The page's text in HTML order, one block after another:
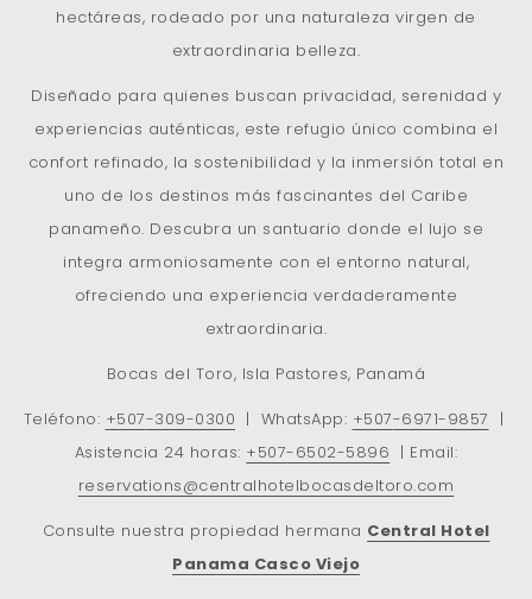
hectáreas, rodeado por una naturaleza virgen de
extraordinaria belleza.
Diseñado para quienes buscan privacidad, serenidad y
experiencias auténticas, este refugio único combina el
confort refinado, la sostenibilidad y la inmersión total en
uno de los destinos más fascinantes del Caribe
panameño. Descubra un santuario donde el lujo se
integra armoniosamente con el entorno natural,
ofreciendo una experiencia verdaderamente
extraordinaria.
Bocas del Toro, Isla Pastores, Panamá
Teléfono: +507-309-0300 | WhatsApp: +507-6971-9857 |
Asistencia 24 horas: +507-6502-5896 | Email:
reservations@centralhotelbocasdeltoro.com
Consulte nuestra propiedad hermana Central Hotel
Panama Casco Viejo